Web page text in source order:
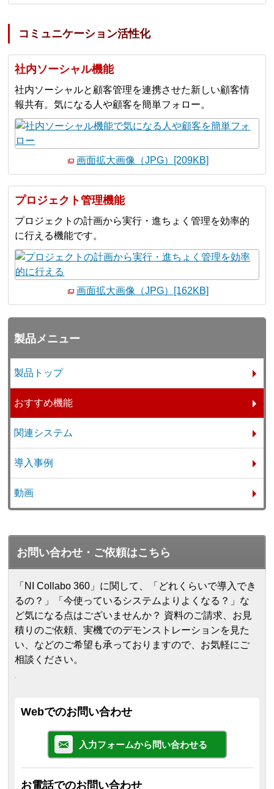
コミュニケーション活性化
社内ソーシャル機能
社内ソーシャルと顧客管理を連携させた新しい顧客情
報共有。気になる人や顧客を簡単フォロー。
画面拡大画像（JPG）[209KB]
プロジェクト管理機能
プロジェクトの計画から実行・進ちょく管理を効率的
に行える機能です。
画面拡大画像（JPG）[162KB]
製品メニュー
製品トップ
おすすめ機能
関連システム
導入事例
動画
お問い合わせ・ご依頼はこちら
「NI Collabo 360」に関して、「どれくらいで導入でき
るの？」「今使っているシステムよりよくなる？」な
ど気になる点はございませんか？ 資料のご請求、お見
積りのご依頼、実機でのデモンストレーションを見た
い、などのご希望も承っておりますので、お気軽にご
相談ください。
Webでのお問い合わせ
入力フォームから問い合わせる
お電話でのお問い合わせ